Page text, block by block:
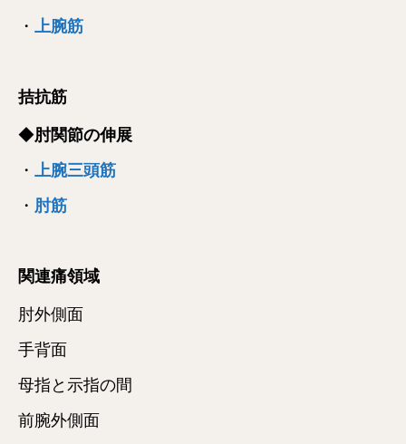
・ 上腕筋
拮抗筋
◆肘関節の伸展
・ 上腕三頭筋
・ 肘筋
関連痛領域
肘外側面
手背面
母指と示指の間
前腕外側面